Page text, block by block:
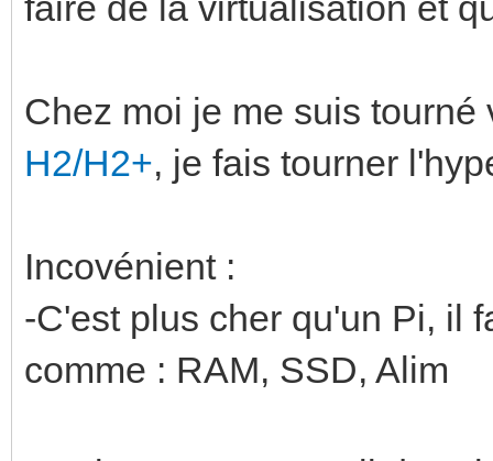
Chez moi je me suis
H2/H2+, je fais tourner
Incovénient :
-C'est plus cher qu'un Pi, il
comme : RAM, SSD, Alim